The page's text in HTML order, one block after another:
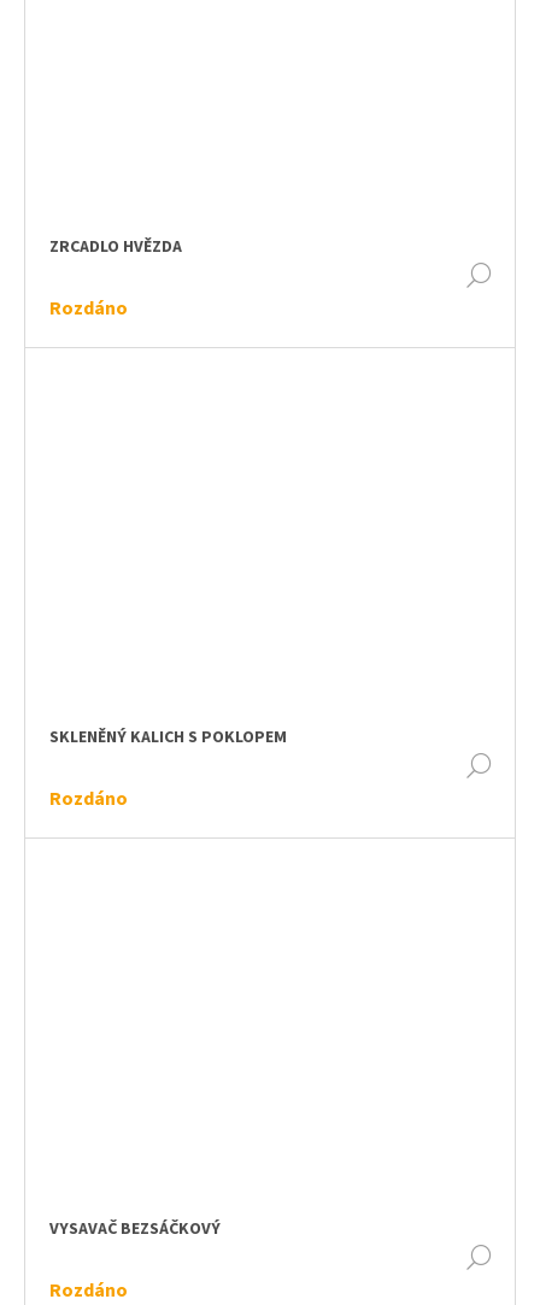
ZRCADLO HVĚZDA
Rozdáno
SKLENĚNÝ KALICH S POKLOPEM
Rozdáno
VYSAVAČ BEZSÁČKOVÝ
Rozdáno